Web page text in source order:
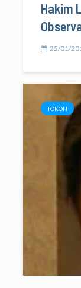
Hakim
25/01/
TOKOH